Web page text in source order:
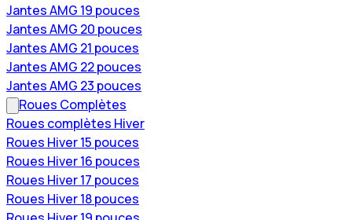
Jantes AMG 19 pouces
Jantes AMG 20 pouces
Jantes AMG 21 pouces
Jantes AMG 22 pouces
Jantes AMG 23 pouces
Roues Complètes
Roues complètes Hiver
Roues Hiver 15 pouces
Roues Hiver 16 pouces
Roues Hiver 17 pouces
Roues Hiver 18 pouces